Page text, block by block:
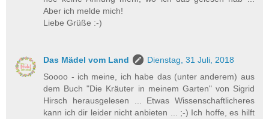
Aber ich melde mich!
Liebe Grüße :-)
Das Mädel vom Land
Dienstag, 31 Juli, 2018
Soooo - ich meine, ich habe das (unter anderem) aus
dem Buch "Die Kräuter in meinem Garten" von Sigrid
Hirsch herausgelesen ... Etwas Wissenschaftlicheres
kann ich dir leider nicht anbieten ... ;-) Ich hoffe, es hilft